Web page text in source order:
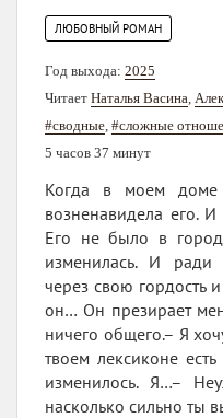
ЛЮБОВНЫЙ РОМАН
Год выхода: 2025
Читает Наталья Васина
#сводные #сложные
5 часов 37 минут
Когда в моем доме
возненавидела его.
Его не было в
изменилась. И ради
через свою гордость
он… Он презирает
ничего общего.– Я
твоем лексиконе
изменилось. Я…–
насколько сильно ты